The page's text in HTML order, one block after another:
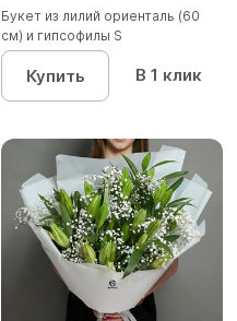
Букет из лилий ориенталь (60
см) и гипсофилы S
Купить В 1 клик